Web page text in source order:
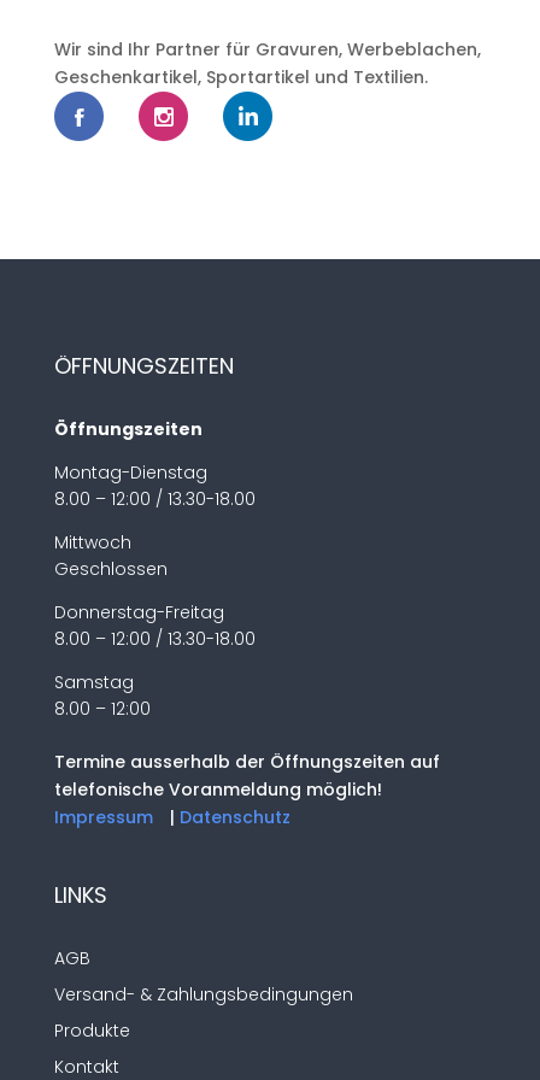
Wir sind Ihr Partner für Gravuren, Werbeblachen,
Geschenkartikel, Sportartikel und Textilien.
ÖFFNUNGSZEITEN
Öffnungszeiten
Montag-Dienstag
8.00 – 12:00 / 13.30-18.00
Mittwoch
Geschlossen
Donnerstag-Freitag
8.00 – 12:00 / 13.30-18.00
Samstag
8.00 – 12:00
Termine ausserhalb der Öffnungszeiten auf
telefonische Voranmeldung möglich!
Impressum
| Datenschutz
LINKS
AGB
Versand- & Zahlungsbedingungen
Produkte
Kontakt